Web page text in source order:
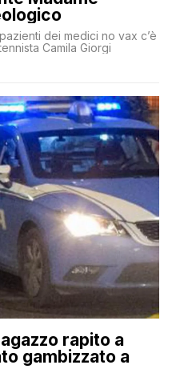
dei medici no vax c’è
Camila Giorgi
rapito a
gambizzato a